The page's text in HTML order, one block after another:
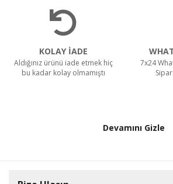
KOLAY İADE
Aldığınız ürünü iade etmek hiç
bu kadar kolay olmamıştı
7x24
Devamını Gizle